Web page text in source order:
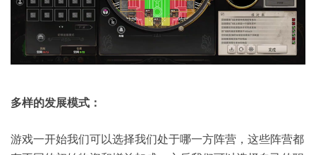
多样的发展模式：
游戏一开始我们可以选择我们处于哪一方阵营，这些阵营都